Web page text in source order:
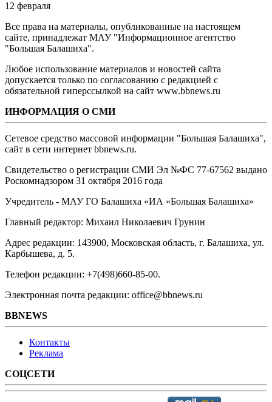
12 февраля
Все права на материалы, опубликованные на настоящем
сайте, принадлежат МАУ "Информационное агентство
"Большая Балашиха".
Любое использование материалов и новостей сайта
допускается только по согласованию с редакцией с
обязательной гиперссылкой на сайт www.bbnews.ru
ИНФОРМАЦИЯ О СМИ
Сетевое средство массовой информации "Большая Балашиха",
сайт в сети интернет bbnews.ru.
Свидетельство о регистрации СМИ Эл №ФС ‎77-67562 выдано
Роскомнадзором 31 октября 2016 года
Учредитель - МАУ ГО Балашиха «ИА «Большая Балашиха»
Главный редактор: Михаил Николаевич Грунин
Адрес редакции: 143900, Московская область, г. Балашиха, ул.
Карбышева, д. 5.
Телефон редакции: +7(498)660-85-00.
Электронная почта редакции: office@bbnews.ru
BBNEWS
Контакты
Реклама
СОЦСЕТИ